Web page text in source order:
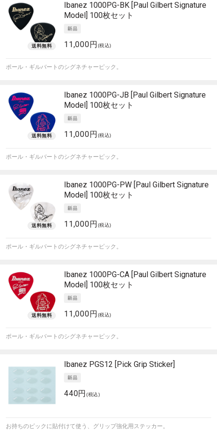
Ibanez 1000PG-BK [Paul Gilbert Signature
Model] 100枚セット
11,000円 (税込)
ポール・ギルバートのシグネチャーピック。
Ibanez 1000PG-JB [Paul Gilbert Signature
Model] 100枚セット
11,000円 (税込)
ポール・ギルバートのシグネチャーピック。
Ibanez 1000PG-PW [Paul Gilbert Signature
Model] 100枚セット
11,000円 (税込)
ポール・ギルバートのシグネチャーピック。
Ibanez 1000PG-CA [Paul Gilbert Signature
Model] 100枚セット
11,000円 (税込)
ポール・ギルバートのシグネチャーピック。
Ibanez PGS12 [Pick Grip Sticker]
440円(税込)
お持ちのピックに貼付けて使う、グリップ強化用ステッカー。